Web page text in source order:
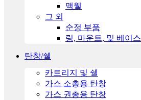
맥웰
그 외
순정 부품
링, 마운트, 및 베이스
탄창/쉘
카트리지 및 쉘
가스 소총용 탄창
가스 권총용 탄창